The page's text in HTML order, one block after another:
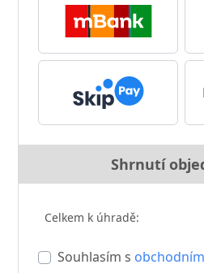
Shrnutí
Celkem k úhradě:
Souhlasím s